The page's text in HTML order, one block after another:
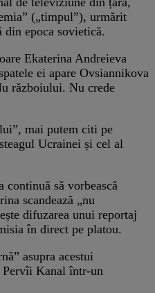
(„timpul”), urmărit
epoca sovietică.
Ekaterina Andreieva
ei apare Ovsiannikova
războiului. Nu crede
mai putem citi pe
Ucrainei și cel al
continuă să vorbească
scandează „nu
difuzarea unui reportaj
în direct pe platou.
asupra acestui
Pervîi Kanal într-un